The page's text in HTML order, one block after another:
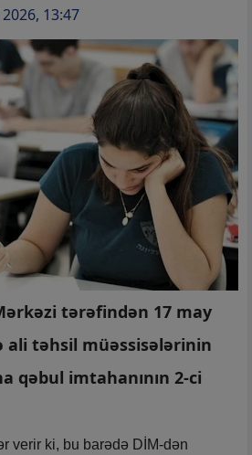
13:47
tərəfindən 17 may
ali təhsil müəssisələrinin
qəbul imtahanının 2-ci
verir ki, bu barədə DİM-dən